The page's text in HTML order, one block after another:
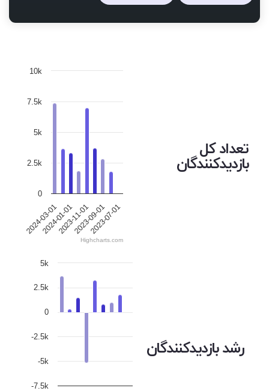
تعداد کل
بازدیدکنندگان
2024-03-01
2024-01-012023-11-012023-09-01
2023-07-01
0
2.5k
5k
7.5k
10k
Highcharts.com
رشد بازدیدکنندگان
-7.5k
-5k
-2.5k
0
2.5k
5k